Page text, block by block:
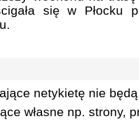
się w Płocku
netykietę nie
własne np. strony,